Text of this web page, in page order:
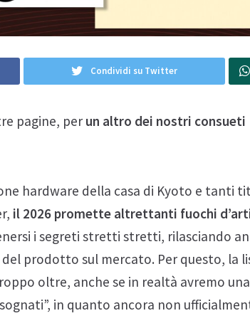
Condividi su Twitter
pagine, per un altro dei nostri consueti
hardware della casa di Kyoto e tanti
il 2026 promette altrettanti fuochi
i segreti stretti stretti, rilasciando
prodotto sul mercato. Per questo, la
oltre, anche se in realtà avremo una
in quanto ancora non